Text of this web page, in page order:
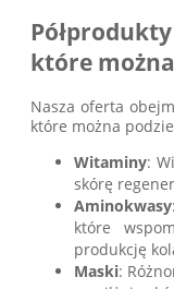
które
Nasza oferta
które można
Witaminy:
skórę
Aminokwasy
które
produkcję
Maski: